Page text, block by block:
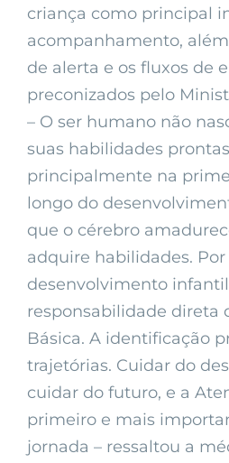
criança como principal
acompanhamento,
de alerta e os fluxos de
preconizados pelo
– O ser humano não
suas habilidades
principalmente na
longo do
que o cérebro
adquire habilidades. Por
desenvolvimento
responsabilidade direta
Básica. A identificação
trajetórias. Cuidar do
cuidar do futuro, e a
primeiro e mais
jornada – ressaltou a